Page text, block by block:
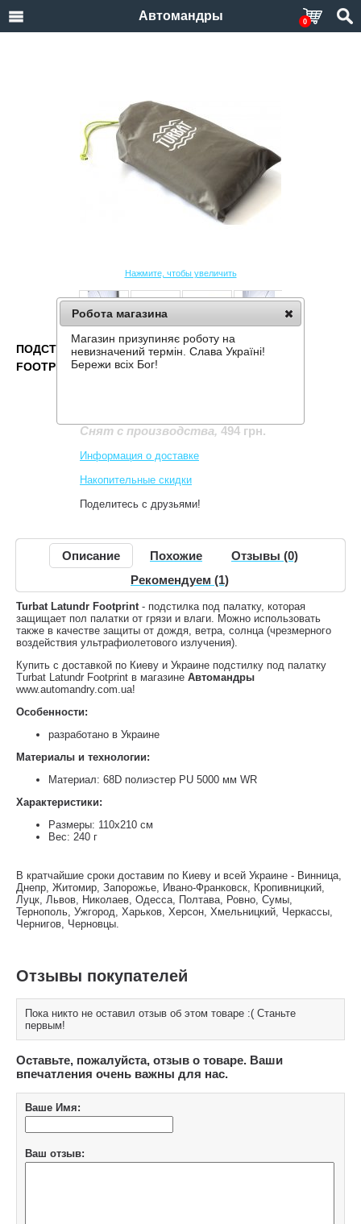
Автомандры 0
Нажмите, чтобы увеличить
ПОДСТИЛКА ПОД ПАЛАТКУ TURBAT LATUNDR
FOOTPRINT
Снят с производства, 494 грн.
Информация о доставке
Накопительные скидки
Поделитесь с друзьями!
Описание Похожие
Отзывы (0)
Рекомендуем (1)
Turbat Latundr Footprint- подстилка под палатку, которая
защищает пол палатки от грязи и влаги. Можно использовать
также в качестве защиты от дождя, ветра, солнца (чрезмерного
воздействия ультрафиолетового излучения).
Купить с доставкой по Киеву и Украине подстилку под палатку
Turbat Latundr Footprint в магазине Автомандры
www.automandry.com.ua!
Особенности:
разработано в Украине
Материалы и технологии:
Материал: 68D полиэстер PU 5000 мм WR
Характеристики:
Размеры: 110х210 см
Вес: 240 г
В кратчайшие сроки доставим по Киеву и всей Украине - Винница,
Днепр, Житомир, Запорожье, Ивано-Франковск, Кропивницкий,
Луцк, Львов, Николаев, Одесса, Полтава, Ровно, Сумы,
Тернополь, Ужгород, Харьков, Херсон, Хмельницкий, Черкассы,
Чернигов, Черновцы.
Отзывы покупателей
Пока никто не оставил отзыв об этом товаре :( Станьте
первым!
Оставьте, пожалуйста, отзыв о товаре. Ваши
впечатления очень важны для нас.
Ваше Имя:
Ваш отзыв:
Робота магазина
Магазин призупиняє роботу на
невизначений термін. Слава Україні!
Бережи всіх Бог!